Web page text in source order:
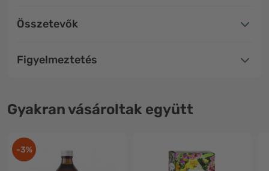
Összetevők
Figyelmeztetés
Gyakran vásároltak együtt
-3%